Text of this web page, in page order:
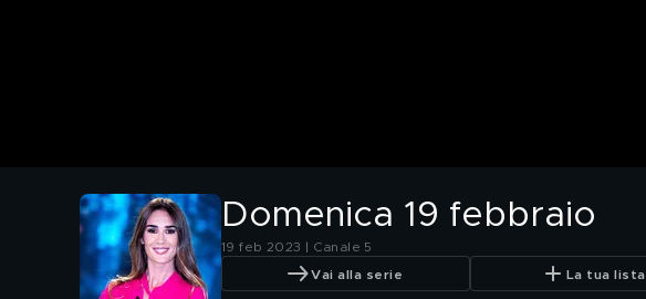
Domenica 19 febbraio
19 feb 2023 | Canale 5
Vai alla serie La tua lista